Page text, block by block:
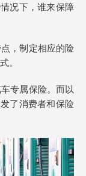
况下，谁来保障
，制定相应的险
。
专属保险。而以
了消费者和保险